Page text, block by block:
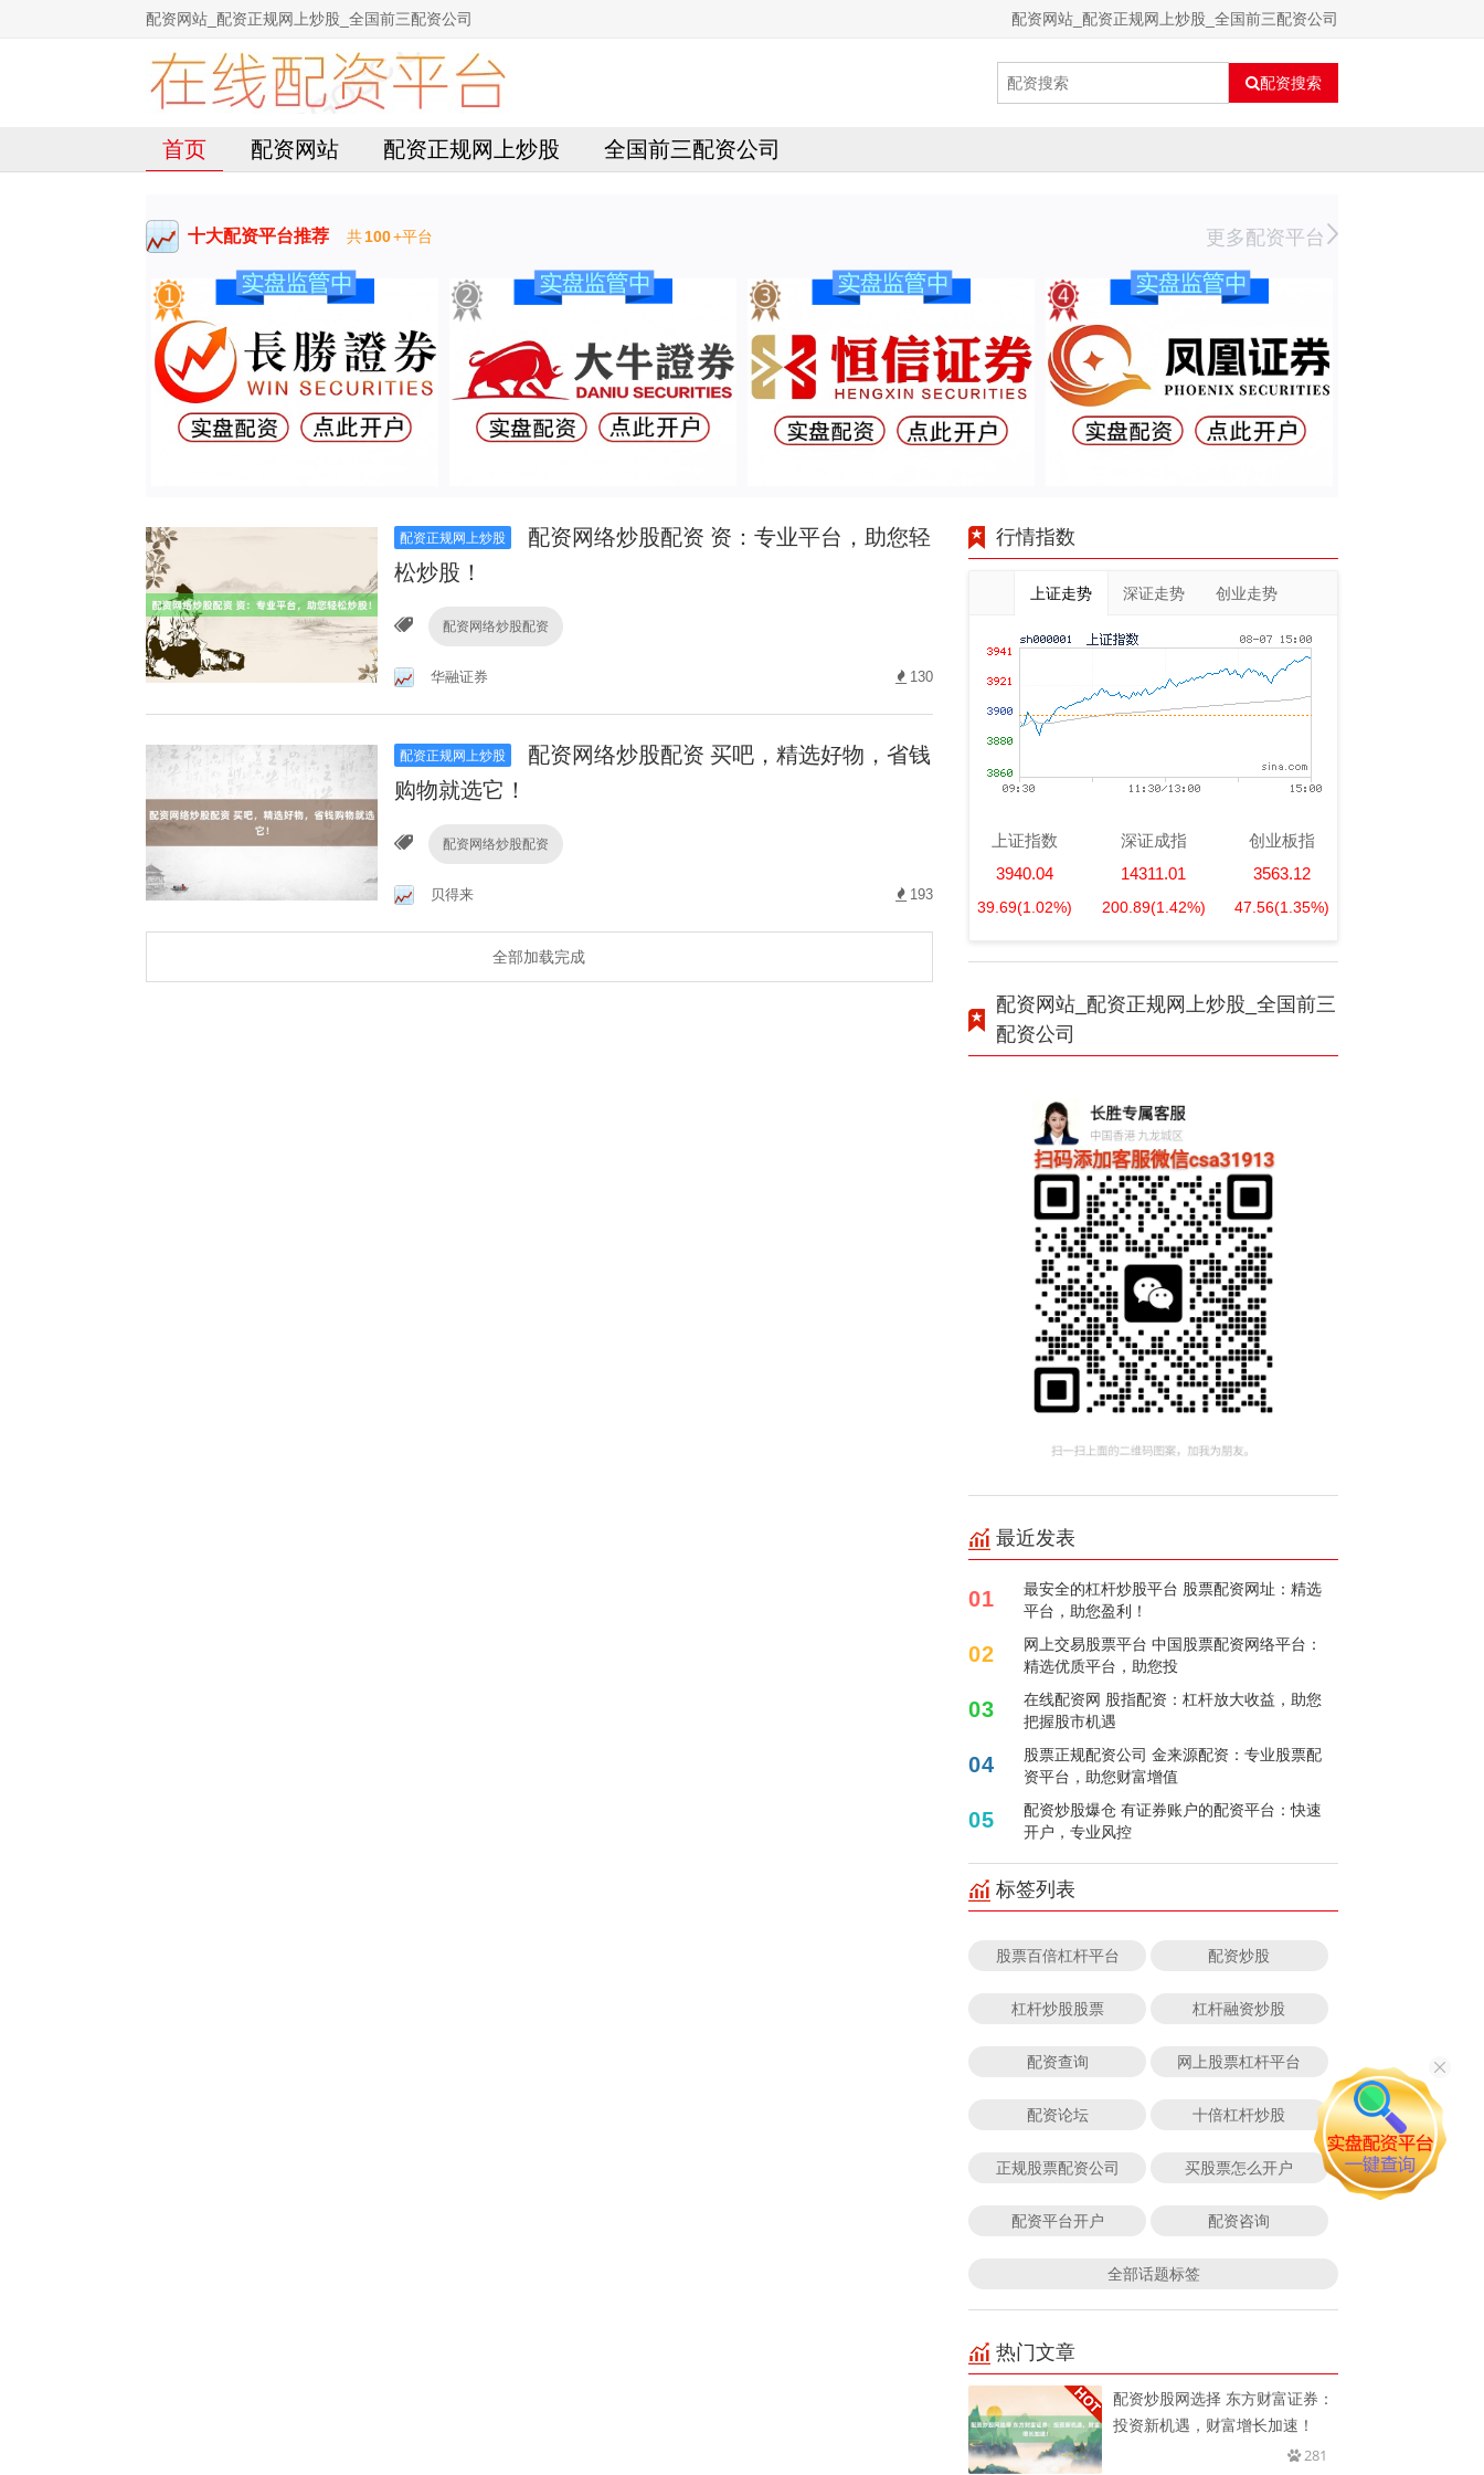
配资网站_配资正规网上炒股_全国前三配资公司 配资网站_配资正规网上炒股_全国前三配资公司
配资搜索
首页 配资网站 配资正规网上炒股 全国前三配资公司
十大配资平台推荐 共100+平台 更多配资平台
配资正规网上炒股
配资网络炒股配资 资：专业平台，助您轻
松炒股！
配资网络炒股配资
华融证券 130
配资正规网上炒股
配资网络炒股配资 买吧，精选好物，省钱
购物就选它！
配资网络炒股配资
贝得来 193
全部加载完成
行情指数
上证走势 深证走势 创业走势
上证指数
3940.04
39.69(1.02%)
深证成指
14311.01
200.89(1.42%)
创业板指
3563.12
47.56(1.35%)
配资网站_配资正规网上炒股_全国前三
配资公司
最近发表
01
最安全的杠杆炒股平台 股票配资网址：精选
平台，助您盈利！
02
网上交易股票平台 中国股票配资网络平台：
精选优质平台，助您投
03
在线配资网 股指配资：杠杆放大收益，助您
把握股市机遇
04
股票正规配资公司 金来源配资：专业股票配
资平台，助您财富增值
05
配资炒股爆仓 有证券账户的配资平台：快速
开户，专业风控
标签列表
股票百倍杠杆平台 配资炒股
杠杆炒股股票 杠杆融资炒股
配资查询 网上股票杠杆平台
配资论坛 十倍杠杆炒股
正规股票配资公司 买股票怎么开户
配资平台开户 配资咨询
全部话题标签
热门文章
配资炒股网选择 东方财富证券：
投资新机遇，财富增长加速！
281